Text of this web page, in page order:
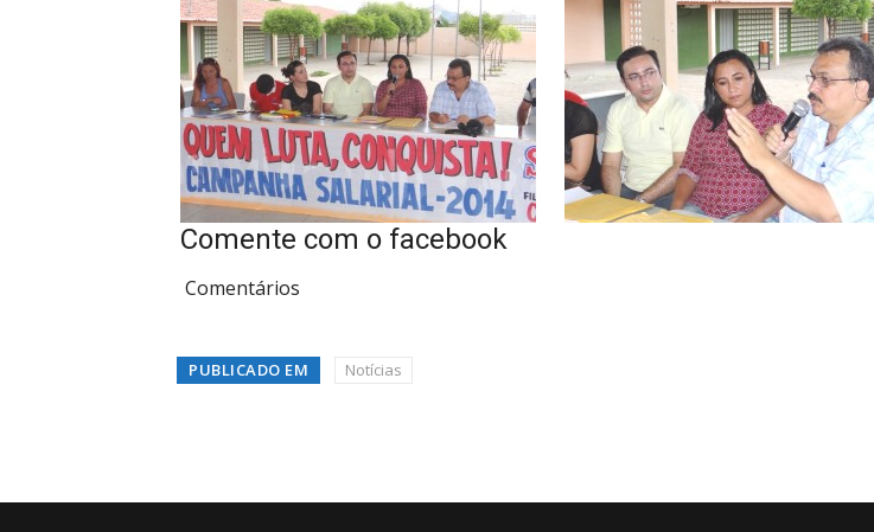
Comente com o facebook
Comentários
PUBLICADO EM Notícias